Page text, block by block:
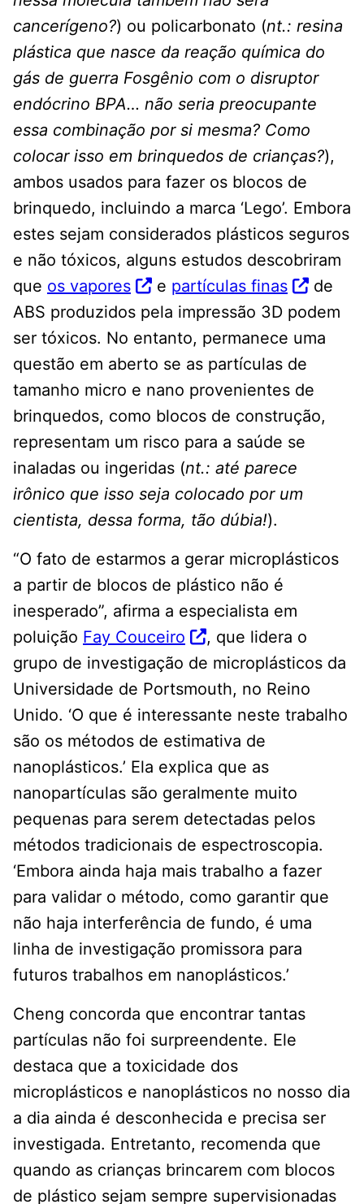
cancerígeno?) ou policarbonato (nt.: resina
plástica que nasce da reação química do
gás de guerra Fosgênio com o disruptor
endócrino BPA… não seria preocupante
essa combinação por si mesma? Como
colocar isso em brinquedos de crianças?),
ambos usados ​​para fazer os blocos de
brinquedo, incluindo a marca ‘Lego’. Embora
estes sejam considerados plásticos seguros
e não tóxicos, alguns estudos descobriram
que os vapores e partículas finas
de
ABS produzidos pela impressão 3D podem
ser tóxicos. No entanto, permanece uma
questão em aberto se as partículas de
tamanho micro e nano provenientes de
brinquedos, como blocos de construção,
representam um risco para a saúde se
inaladas ou ingeridas (nt.: até parece
irônico que isso seja colocado por um
cientista, dessa forma, tão dúbia!).
“O fato de estarmos a gerar microplásticos
a partir de blocos de plástico não é
inesperado”, afirma a especialista em
poluição Fay Couceiro
, que lidera o
grupo de investigação de microplásticos da
Universidade de Portsmouth, no Reino
Unido. ‘O que é interessante neste trabalho
são os métodos de estimativa de
nanoplásticos.’ Ela explica que as
nanopartículas são geralmente muito
pequenas para serem detectadas pelos
métodos tradicionais de espectroscopia.
‘Embora ainda haja mais trabalho a fazer
para validar o método, como garantir que
não haja interferência de fundo, é uma
linha de investigação promissora para
futuros trabalhos em nanoplásticos.’
Cheng concorda que encontrar tantas
partículas não foi surpreendente. Ele
destaca que a toxicidade dos
microplásticos e nanoplásticos no nosso dia
a dia ainda é desconhecida e precisa ser
investigada. Entretanto, recomenda que
quando as crianças brincarem com blocos
de plástico sejam sempre supervisionadas